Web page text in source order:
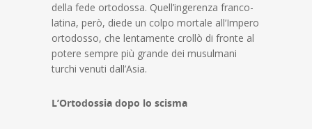
della fede ortodossa. Quell’ingerenza franco-
latina, però, diede un colpo mortale all’Impero
ortodosso, che lentamente crollò di fronte al
potere sempre più grande dei musulmani
turchi venuti dall’Asia.
L’Ortodossia dopo lo scisma